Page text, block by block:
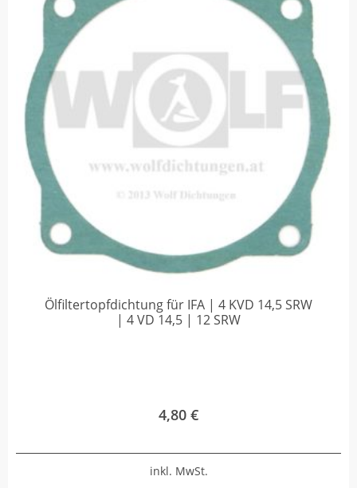
Ölfiltertopfdichtung für IFA | 4 KVD 14,5 SRW
| 4 VD 14,5 | 12 SRW
4,80 €
inkl. MwSt.